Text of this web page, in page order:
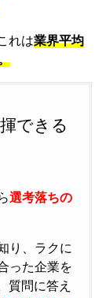
れは業界平均
できる
選考落ちの
り、ラクに
った企業を
質問に答え